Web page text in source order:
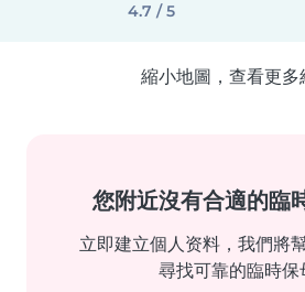
4.7 / 5
縮小地圖，查看更多
您附近沒有合適的臨
立即建立個人资料，我們將
尋找可靠的臨時保